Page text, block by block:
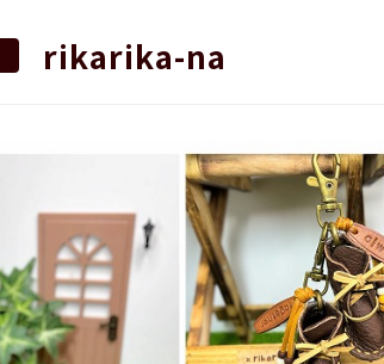
rikarika-na